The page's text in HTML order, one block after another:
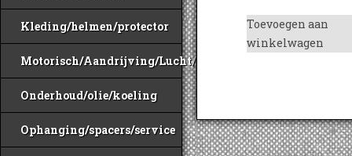
Kleding/helmen/protector
Motorisch/Aandrijving/Lucht/Benzine
Onderhoud/olie/koeling
Ophanging/spacers/service
Toevoegen aan
winkelwagen